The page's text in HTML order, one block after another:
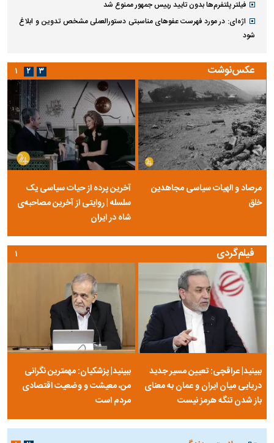
فیلتر پلتفرم‌ها بدون تایید رییس جمهور ممنوع شد
اژه‌ای: در مورد فهرست عفو‌های مناسبتی دستورالعملی مشخص تدوین و ابلاغ
شود
عکس‌نوشت
مرصاد و الهیات سیاسی مجاهدین
خلق
آخرین پرده از حیات سیاسی یک
سلسله | روایتی از آخرین مصاحبه‌ی
شاه در ایران
۱ ۲ ۳
فیلم‌گردی
ببینید| عراقچی: تعیین مسیر جدید
دریایی میان ایران و عمان به معنای
باز شدن تنگه هرمز نیست
ببینید| پزشکیان: مهمترین نگرانی
من، معیشت و وضعیت اقتصادی
مردم است
۱